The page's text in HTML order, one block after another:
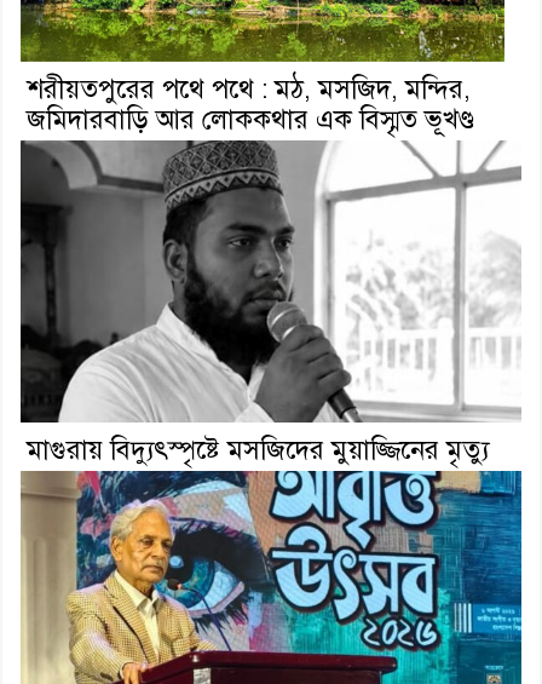
শরীয়তপুরের পথে পথে : মঠ, মসজিদ, মন্দির,
জমিদারবাড়ি আর লোককথার এক বিস্মৃত ভূখণ্ড
মাগুরায় বিদ্যুৎস্পৃষ্টে মসজিদের মুয়াজ্জিনের মৃত্যু